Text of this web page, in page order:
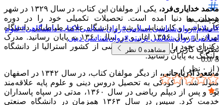
محمد خدایاری‌فرد،
یکی از مولفان این کتاب، در سال ۱۳۲۹ در شهر
همدان به دنیا امده است. تحصیلات تکمیلی خود را در دوره
کارشناسی و کارشناسی ارشد از دانشگاه علامه طباطبایی دانشگاه
تهران از سال ۱۳۵۶ اغاز و در سال ۱۳۶۰ به پایان رسانید. مدرک
دکترای خود را در رشته رواشناسی از کشور استرالیا از دانشگاه
ولنگنگ به پایان رسانید.
مسعود اذربایجانی،
از دیگر مولفان کتاب، در سال ۱۳۴۲ در اصفهان
متولد شد. از کودکی به تحصیل دروس دینی و علوم پایه علاقه‌مند
بود و پس از دیپلم ریاضی در سال ۱۳۶۰، مدتی در سپاه پاسداران
خدمت کرد. سپس در سال ۱۳۶۳ همزمان در دانشگاه صنعتی
برچسب‌ها
#اسلام#روان‌شناسی اسلامی#روان شناسی#کتاب دانشگاهی#علوم
اسلامی#روان‌شناسی تربیتی#روان‌شناسی دینی
نظرات کاربران
مشاهده 0 نظر
5 /
0.0
( از
۰ نظر )
5
۰